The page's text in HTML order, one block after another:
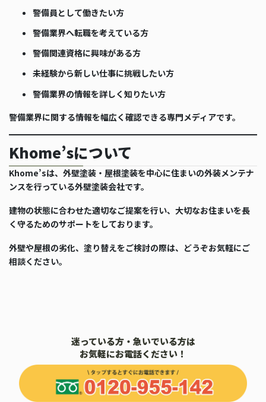
警備員として働きたい方
警備業界へ転職を考えている方
警備関連資格に興味がある方
未経験から新しい仕事に挑戦したい方
警備業界の情報を詳しく知りたい方
警備業界に関する情報を幅広く確認できる専門メディアです。
Khome’sについて
Khome’sは、外壁塗装・屋根塗装を中心に住まいの外装メンテナ
ンスを行っている外壁塗装会社です。
建物の状態に合わせた適切なご提案を行い、大切なお住まいを長
く守るためのサポートをしております。
外壁や屋根の劣化、塗り替えをご検討の際は、どうぞお気軽にご
相談ください。
迷っている方・急いでいる方は
お気軽にお電話ください！